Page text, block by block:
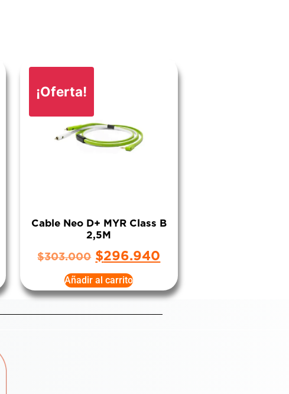
¡Oferta!
Cable Neo D+ MYR Class B
2,5M
$303.000 $296.940
Añadir al carrito